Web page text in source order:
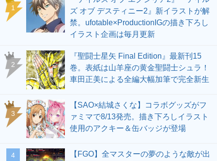
1
ズ オブ デスティニー2』新イラストが解
禁。ufotable×ProductionIGの描き下ろし
イラスト企画は毎月更新
2
『聖闘士星矢 Final Edition』最新刊15
巻。表紙は山羊座の黄金聖闘士シュラ！
車田正美による全編大幅加筆で完全新生
3
【SAO×結城さくな】コラボグッズがフ
ァミマで8/13発売。描き下ろしイラスト
使用のアクキー＆缶バッジが登場
4
【FGO】全マスターの夢のような敵が出